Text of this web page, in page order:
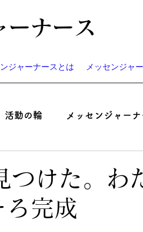
ーナース
ジャーナースとは メッセンジャ
活動の輪 メッセンジャー
イベント 遠藤周作の「病い
つけた。わ
ろ完成